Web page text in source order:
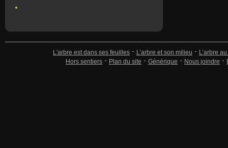
L'arbre est dans ses feuilles L’arbre et son milieu
L’arbre
Hors sentiers
Plan du site Générique Nous joindre